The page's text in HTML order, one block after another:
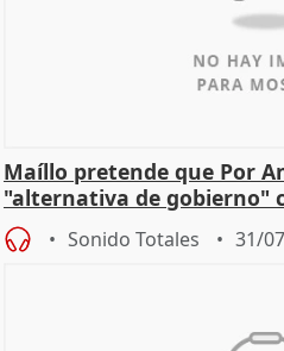
Maíllo pretende que Por
"alternativa de gobierno"
oposición
Sonido Totales 31/